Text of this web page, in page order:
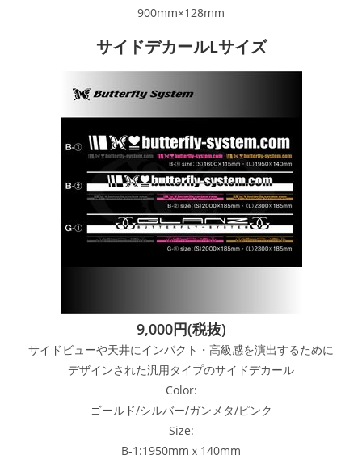
900mm×128mm
サイドデカールLサイズ
9,000円(税抜)
サイドビューや天井にインパクト・高級感を演出するために
デザインされた汎用タイプのサイドデカール
Color:
ゴールド/シルバー/ガンメタ/ピンク
Size:
B-1:1950mmｘ140mm